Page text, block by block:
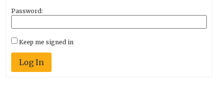
Password:
Keep me signed in
Log In